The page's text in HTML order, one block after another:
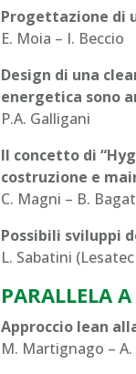
Progettazione di
E. Moia – I. Beccio
Design di una
energetica sono
P.A. Galligani
Il concetto di
costruzione e
C. Magni – B.
Possibili sviluppi
L. Sabatini
PARALLELA
Approccio lean
M. Martignago –